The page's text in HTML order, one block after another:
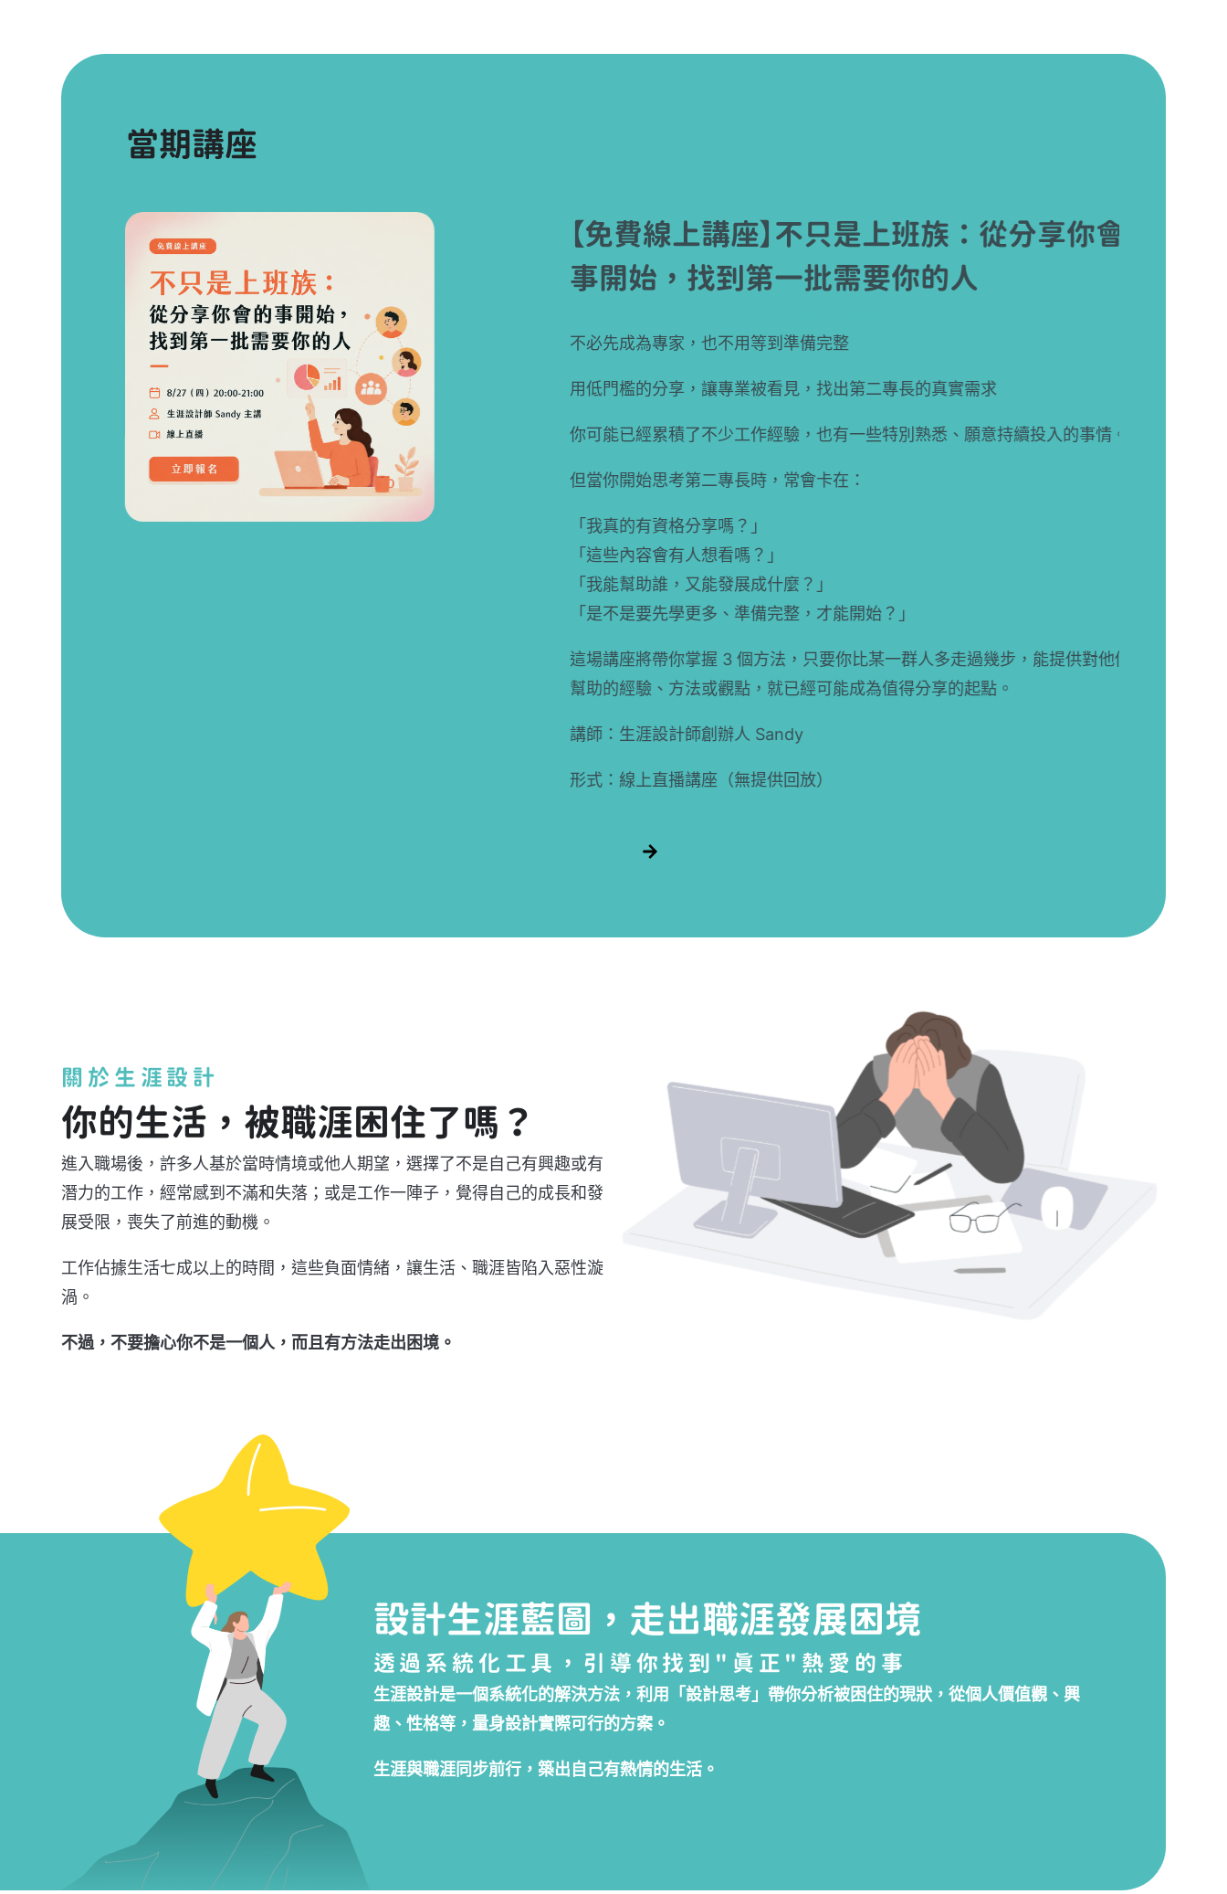
當期講座
【免費線上講座】不只是上班族：從分享你會的
事開始，找到第一批需要你的人
不必先成為專家，也不用等到準備完整
用低門檻的分享，讓專業被看見，找出第二專長的真實需求
你可能已經累積了不少工作經驗，也有一些特別熟悉、願意持續投入的事情。
但當你開始思考第二專長時，常會卡在：
「我真的有資格分享嗎？」
「這些內容會有人想看嗎？」
「我能幫助誰，又能發展成什麼？」
「是不是要先學更多、準備完整，才能開始？」
這場講座將帶你掌握 3 個方法，只要你比某一群人多走過幾步，能提供對他們有
幫助的經驗、方法或觀點，就已經可能成為值得分享的起點。
講師：生涯設計師創辦人 Sandy
形式：線上直播講座（無提供回放）
關於生涯設計
你的生活，被職涯困住了嗎？
進入職場後，許多人基於當時情境或他人期望，選擇了不是自己有興趣或有
潛力的工作，經常感到不滿和失落；或是工作一陣子，覺得自己的成長和發
展受限，喪失了前進的動機。
工作佔據生活七成以上的時間，這些負面情緒，讓生活、職涯皆陷入惡性漩
渦。
不過，不要擔心你不是一個人，而且有方法走出困境。
設計生涯藍圖，走出職涯發展困境
透過系統化工具，引導你找到"真正"熱愛的事
生涯設計是一個系統化的解決方法，利用「設計思考」帶你分析被困住的現狀，從個人價值觀、興
趣、性格等，量身設計實際可行的方案。
生涯與職涯同步前行，築出自己有熱情的生活。